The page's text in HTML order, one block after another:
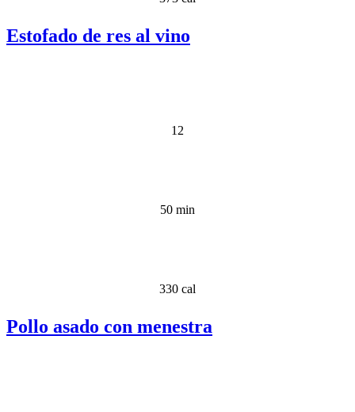
Estofado de res al vino
12
50 min
330 cal
Pollo asado con menestra